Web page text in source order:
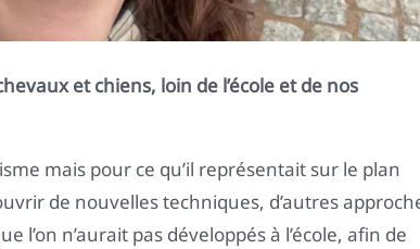
et chiens, loin de l’école et de nos
mais pour ce qu’il représentait sur le plan
de nouvelles techniques, d’autres
l’on n’aurait pas développés à l’école, afin de